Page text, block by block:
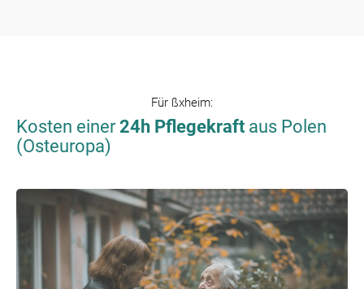
Für ßxheim:
Kosten einer24h Pflegekraft aus Polen
(Osteuropa)